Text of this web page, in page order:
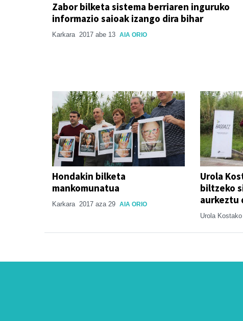
Zabor bilketa sistema berriaren inguruko
informazio saioak izango dira bihar
Karkara 2017 abe 13 AIA ORIO
Hondakin bilketa
mankomunatua
Karkara 2017 aza 29 AIA ORIO
Urola
biltzeko
aurkeztu
Urola